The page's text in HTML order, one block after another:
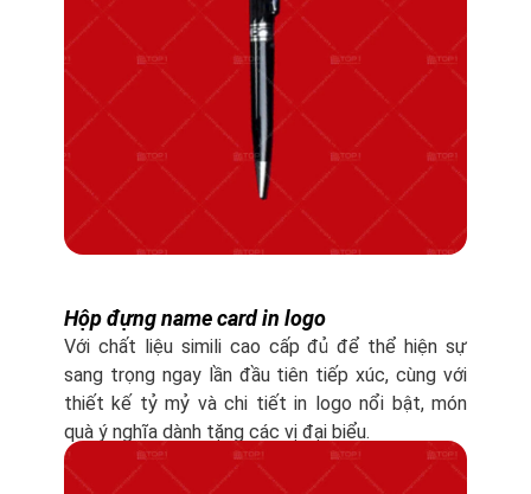
Hộp đựng name card in logo
Với chất liệu simili cao cấp đủ để thể hiện sự
sang trọng ngay lần đầu tiên tiếp xúc, cùng với
thiết kế tỷ mỷ và chi tiết in logo nổi bật, món
quà ý nghĩa dành tặng các vị đại biểu.